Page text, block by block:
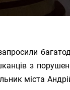
з
міста